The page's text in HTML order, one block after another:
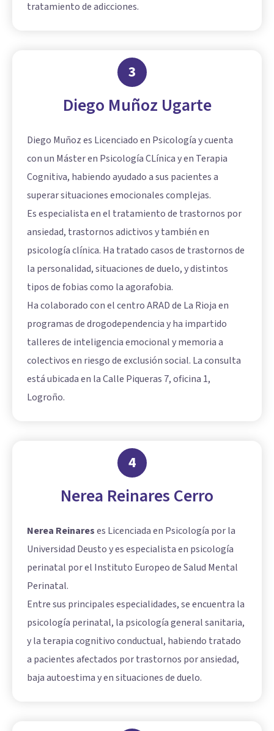
tratamiento de adicciones.
3
Diego Muñoz Ugarte
Diego Muñoz es Licenciado en Psicología y cuenta
con un Máster en Psicología CLínica y en Terapia
Cognitiva, habiendo ayudado a sus pacientes a
superar situaciones emocionales complejas.
Es especialista en el tratamiento de trastornos por
ansiedad, trastornos adictivos y también en
psicología clínica. Ha tratado casos de trastornos de
la personalidad, situaciones de duelo, y distintos
tipos de fobias como la agorafobia.
Ha colaborado con el centro ARAD de La Rioja en
programas de drogodependencia y ha impartido
talleres de inteligencia emocional y memoria a
colectivos en riesgo de exclusión social. La consulta
está ubicada en la Calle Piqueras 7, oficina 1,
Logroño.
4
Nerea Reinares Cerro
Nerea Reinareses Licenciada en Psicología por la
Universidad Deusto y es especialista en psicología
perinatal por el Instituto Europeo de Salud Mental
Perinatal.
Entre sus principales especialidades, se encuentra la
psicología perinatal, la psicología general sanitaria,
y la terapia cognitivo conductual, habiendo tratado
a pacientes afectados por trastornos por ansiedad,
baja autoestima y en situaciones de duelo.